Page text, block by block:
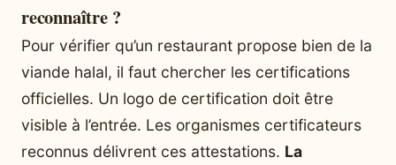
reconnaître ?
Pour vérifier qu’un restaurant propose bien de la
viande halal, il faut chercher les certifications
officielles. Un logo de certification doit être
visible à l’entrée. Les organismes certificateurs
reconnus délivrent ces attestations. La